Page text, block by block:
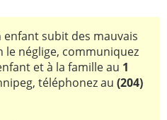
enfant subit des mauvais
néglige, communiquez
et à la famille au 1
téléphonez au (204)